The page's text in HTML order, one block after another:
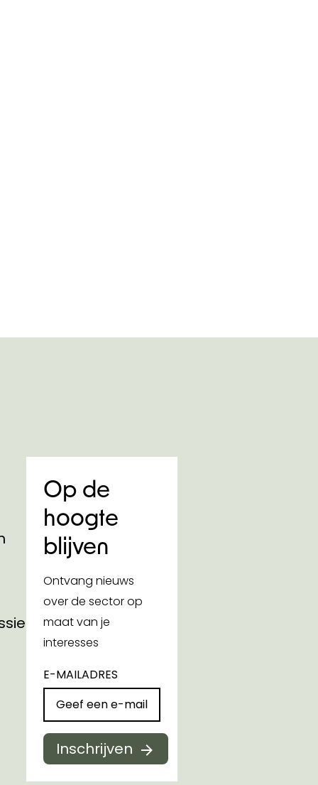
Op de
hoogte
blijven
Ontvang nieuws
over de sector op
maat van je
interesses
E-MAILADRES
Inschrijven